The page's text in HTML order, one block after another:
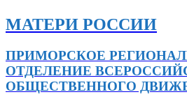
МАТЕРИ РОССИИ
ПРИМОРСКОЕ
ОТДЕЛЕНИЕ
ОБЩЕСТВЕННОГО